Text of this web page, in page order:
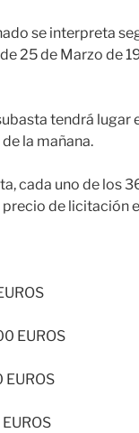
se interpreta
25 de Marzo de
tendrá
la mañana.
cada uno de los
de licitación